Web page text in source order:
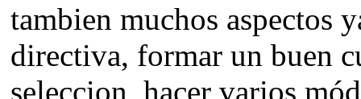
tambien muchos aspectos
directiva, formar un buen
seleccion, hacer varios